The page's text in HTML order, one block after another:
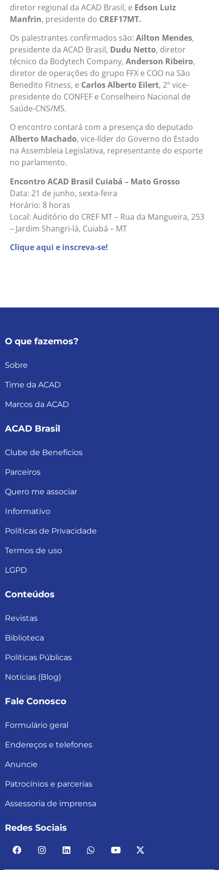
diretor regional da ACAD Brasil, e Edson Luiz
Manfrin, presidente do CREF17MT.
Os palestrantes confirmados são: Ailton Mendes,
presidente da ACAD Brasil, Dudu Netto, diretor
técnico da Bodytech Company, Anderson Ribeiro,
diretor de operações do grupo FFX e COO na São
Benedito Fitness, e Carlos Alberto Eilert, 2º vice-
presidente do CONFEF e Conselheiro Nacional de
Saúde-CNS/MS.
O encontro contará com a presença do deputado
Alberto Machado, vice-líder do Governo do Estado
na Assembleia Legislativa, representante do esporte
no parlamento.
Encontro ACAD Brasil Cuiabá – Mato Grosso
Data: 21 de junho, sexta-feira
Horário: 8 horas
Local: Auditório do CREF MT – Rua da Mangueira, 253
– Jardim Shangri-lá, Cuiabá – MT
Clique aqui e inscreva-se!
O que fazemos?
Sobre
Time da ACAD
Marcos da ACAD
ACAD Brasil
Clube de Benefícios
Parceiros
Quero me associar
Informativo
Políticas de Privacidade
Termos de uso
LGPD
Conteúdos
Revistas
Biblioteca
Políticas Públicas
Notícias (Blog)
Fale Conosco
Formulário geral
Endereços e telefones
Anuncie
Patrocínios e parcerias
Assessoria de imprensa
Redes Sociais